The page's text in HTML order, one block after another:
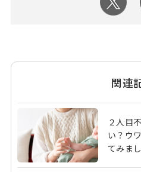
関連
２人目
い？ウ
てみま